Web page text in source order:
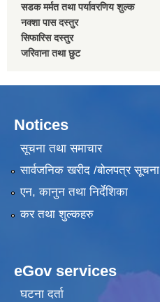
सडक मर्मत तथा पर्यावरणिय शुल्क
नक्शा पास दस्तुर
सिफारिस दस्तुर
जरिवाना तथा छुट
Notices
सूचना तथा समाचार
सार्वजनिक खरीद /बोलपत्र सूचना
एन, कानुन तथा निर्देशिका
कर तथा शुल्कहरु
eGov services
घटना दर्ता